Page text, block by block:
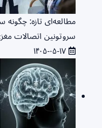
مطالعه‌ای تازه: چگونه
سروتونین اتصالات